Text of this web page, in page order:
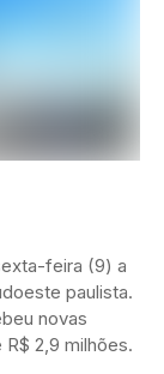
feira (9) a
paulista.
novas
2,9 milhões.